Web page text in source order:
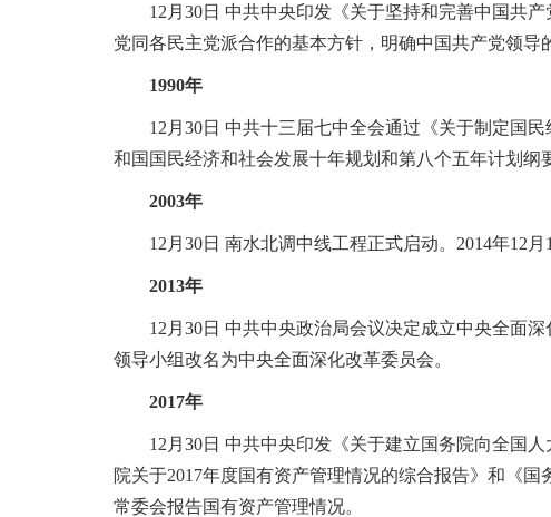
12月30日 中共中央印发《关于坚持和完善中国共产
党同各民主党派合作的基本方针，明确中国共产党领导
1990年
12月30日 中共十三届七中全会通过《关于制定国民
和国国民经济和社会发展十年规划和第八个五年计划纲
2003年
12月30日 南水北调中线工程正式启动。2014年12月
2013年
12月30日 中共中央政治局会议决定成立中央全面深
领导小组改名为中央全面深化改革委员会。
2017年
12月30日 中共中央印发《关于建立国务院向全国人
院关于2017年度国有资产管理情况的综合报告》和《
常委会报告国有资产管理情况。